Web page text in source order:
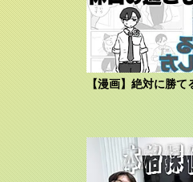
【漫画】絶対に勝て